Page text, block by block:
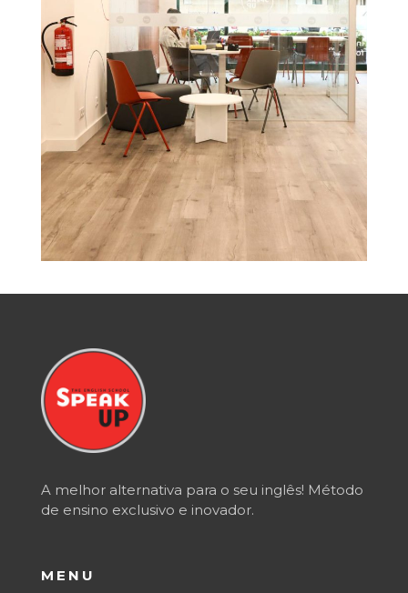
A melhor alternativa para o seu inglês! Método
de ensino exclusivo e inovador.
MENU